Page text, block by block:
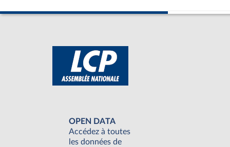
OPEN DATA
Accédez à toutes
les données de